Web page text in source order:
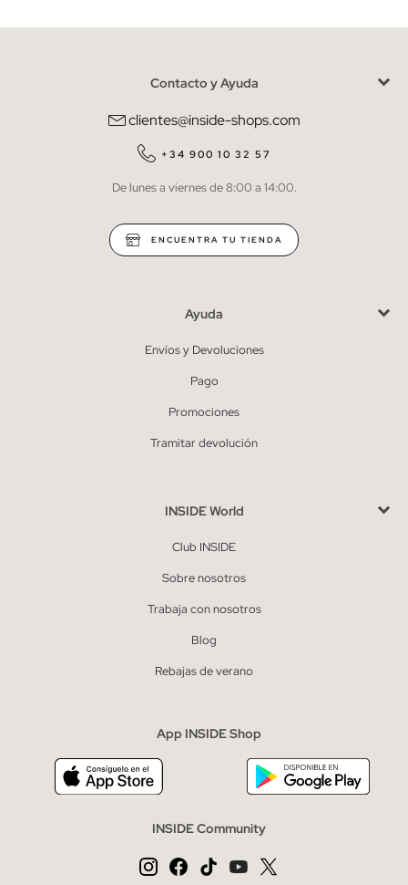
He leído y entiendo lapolítica de privacidad
QUIERO SUSCRIBIRME
* Puedes cancelar la suscripción en cualquier momento.
Contacto y Ayuda
clientes@inside-shops.com
+34 900 10 32 57
De lunes a viernes de 8:00 a 14:00.
ENCUENTRA TU TIENDA
Ayuda
Envíos y Devoluciones
Pago
Promociones
Tramitar devolución
INSIDE World
Club INSIDE
Sobre nosotros
Trabaja con nosotros
Blog
Rebajas de verano
App INSIDE Shop
INSIDE Community